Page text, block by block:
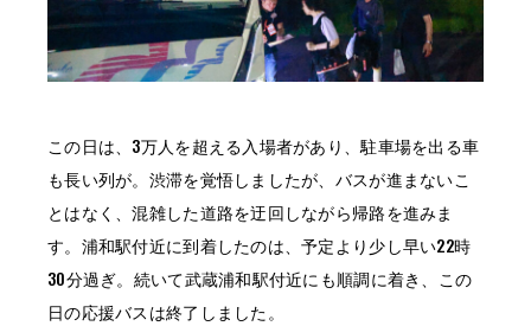
この日は、3万人を超える入場者があり、駐車場を出る車
も長い列が。渋滞を覚悟しましたが、バスが進まないこ
とはなく、混雑した道路を迂回しながら帰路を進みま
す。浦和駅付近に到着したのは、予定より少し早い22時
30分過ぎ。続いて武蔵浦和駅付近にも順調に着き、この
日の応援バスは終了しました。